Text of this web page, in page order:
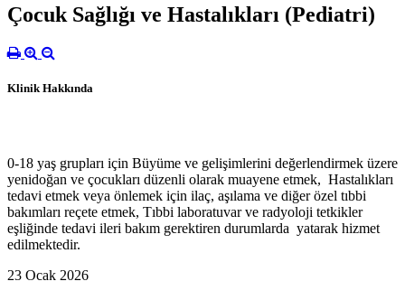
Çocuk Sağlığı ve Hastalıkları (Pediatri)
Klinik Hakkında
0-18 yaş grupları için Büyüme ve gelişimlerini değerlendirmek üzere
yenidoğan ve çocukları düzenli olarak muayene etmek, Hastalıkları
tedavi etmek veya önlemek için ilaç, aşılama ve diğer özel tıbbi
bakımları reçete etmek, Tıbbi laboratuvar ve radyoloji tetkikler
eşliğinde tedavi ileri bakım gerektiren durumlarda yatarak hizmet
edilmektedir.
23 Ocak 2026